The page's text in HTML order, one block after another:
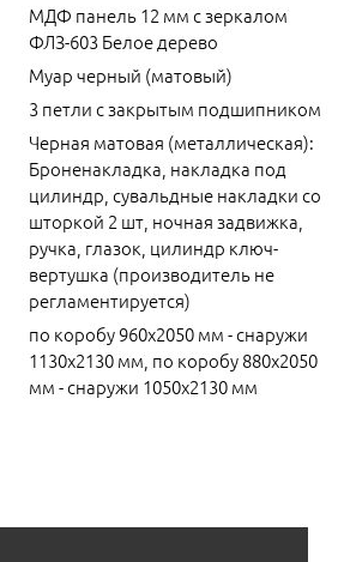
МДФ панель 12 мм с зеркалом
ФЛЗ-603 Белое дерево
Муар черный (матовый)
3 петли с закрытым подшипником
Черная матовая (металлическая):
Броненакладка, накладка под
цилиндр, сувальдные накладки со
шторкой 2 шт, ночная задвижка,
ручка, глазок, цилиндр ключ-
вертушка (производитель не
регламентируется)
по коробу 960х2050 мм - снаружи
1130х2130 мм, по коробу 880х2050
мм - снаружи 1050х2130 мм